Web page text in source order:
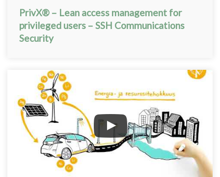
PrivX® – Lean access management for
privileged users – SSH Communications
Security